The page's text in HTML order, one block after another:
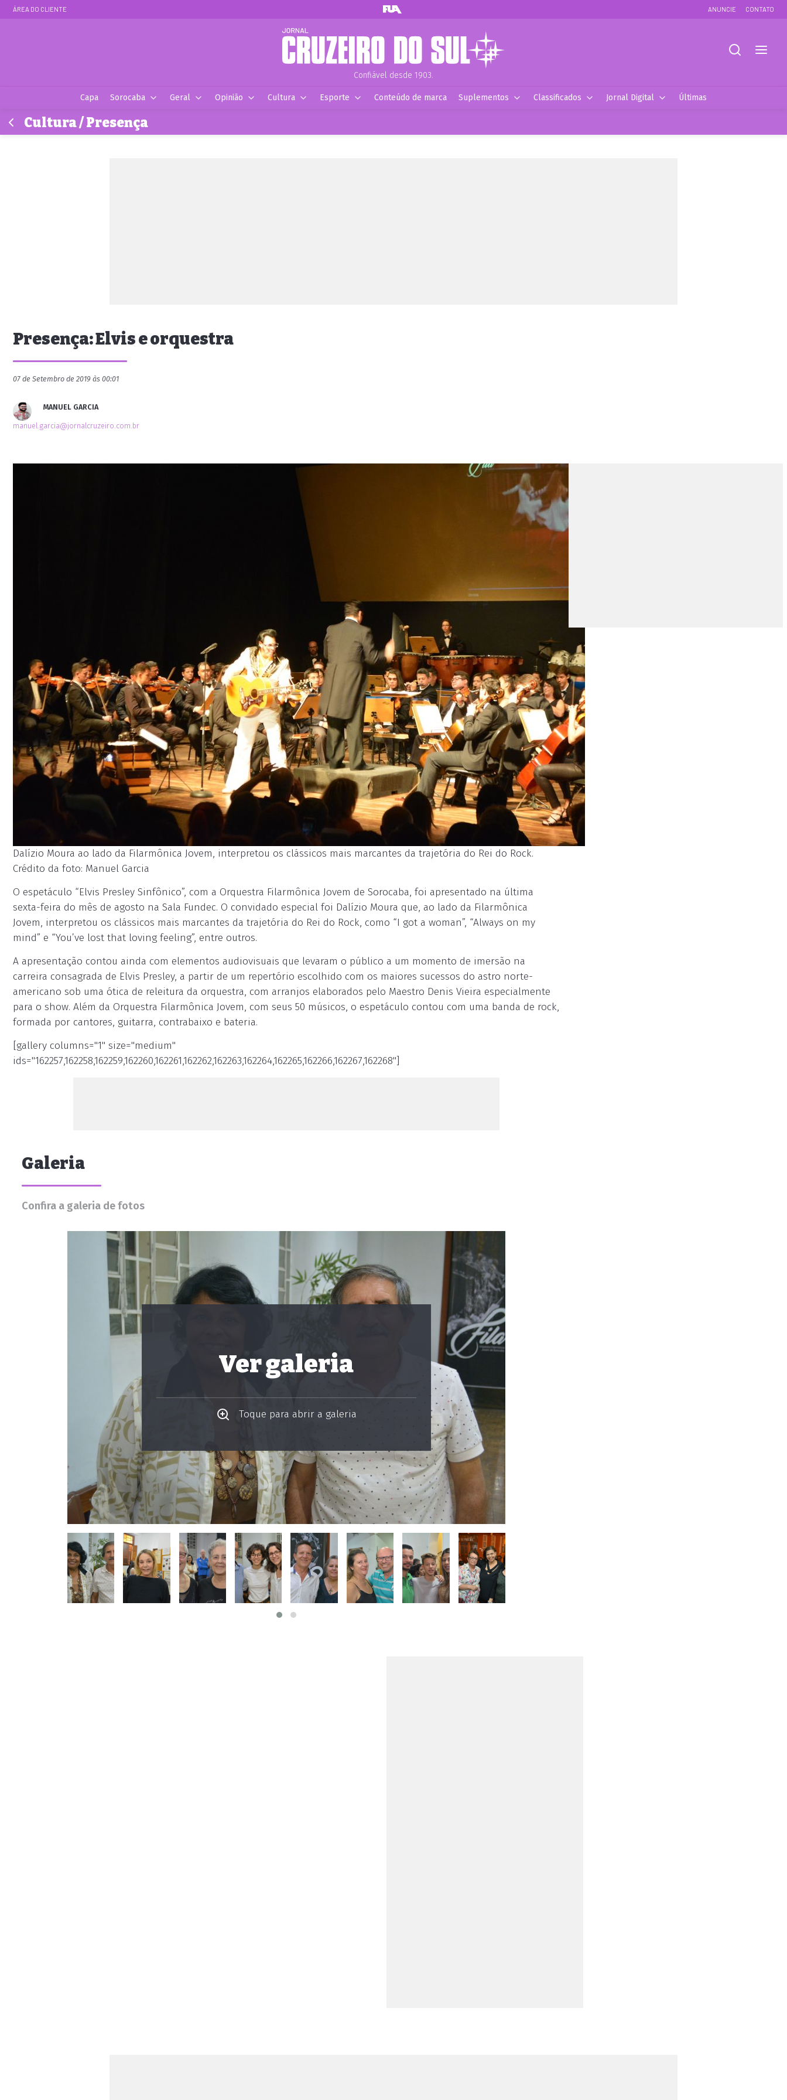
ÁREA DO CLIENTE ANUNCIE CONTATO
Confiável desde 1903.
Capa Sorocaba Geral Opinião Cultura Esporte Conteúdo de marca Suplementos Classificados Jornal Digital Últimas
Cultura / Presença
Presença: Elvis e orquestra
07 de Setembro de 2019 às 00:01
MANUEL GARCIA
manuel.garcia@jornalcruzeiro.com.br
Dalízio Moura ao lado da Filarmônica Jovem, interpretou os clássicos mais marcantes da trajetória do Rei do Rock.
Crédito da foto: Manuel Garcia
O espetáculo “Elvis Presley Sinfônico”, com a Orquestra Filarmônica Jovem de Sorocaba, foi apresentado na última
sexta-feira do mês de agosto na Sala Fundec. O convidado especial foi Dalízio Moura que, ao lado da Filarmônica
Jovem, interpretou os clássicos mais marcantes da trajetória do Rei do Rock, como “I got a woman”, “Always on my
mind” e “You’ve lost that loving feeling”, entre outros.
A apresentação contou ainda com elementos audiovisuais que levaram o público a um momento de imersão na
carreira consagrada de Elvis Presley, a partir de um repertório escolhido com os maiores sucessos do astro norte-
americano sob uma ótica de releitura da orquestra, com arranjos elaborados pelo Maestro Denis Vieira especialmente
para o show. Além da Orquestra Filarmônica Jovem, com seus 50 músicos, o espetáculo contou com uma banda de rock,
formada por cantores, guitarra, contrabaixo e bateria.
[gallery columns="1" size="medium"
ids="162257,162258,162259,162260,162261,162262,162263,162264,162265,162266,162267,162268"]
Galeria
Confira a galeria de fotos
Ver galeria
Toque para abrir a galeria